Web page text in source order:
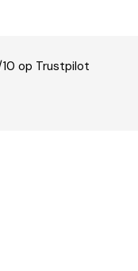
op Trustpilot